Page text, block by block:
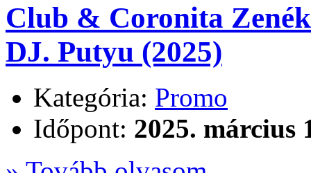
Club & Coronita
DJ. Putyu (2025)
Kategória: Promo
Időpont: 2025. március